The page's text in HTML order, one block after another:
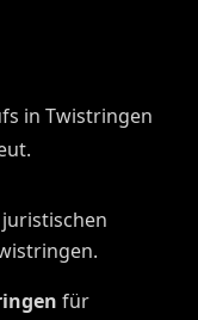
in Twistringen
für